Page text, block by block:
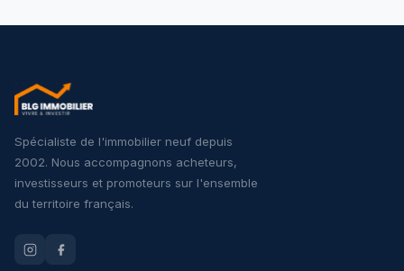
Spécialiste de l'immobilier neuf depuis
2002. Nous accompagnons acheteurs,
investisseurs et promoteurs sur l'ensemble
du territoire français.